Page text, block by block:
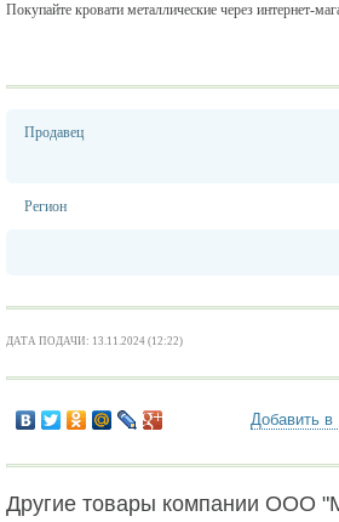
Покупайте кровати металлические через интернет-
Продавец
Регион
ДАТА ПОДАЧИ: 13.11.2024 (12:22)
Добавить в
Другие товары компании ООО